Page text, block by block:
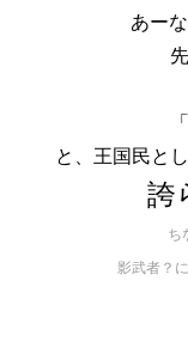
あー
と、王国民と
誇
ち
影武者？